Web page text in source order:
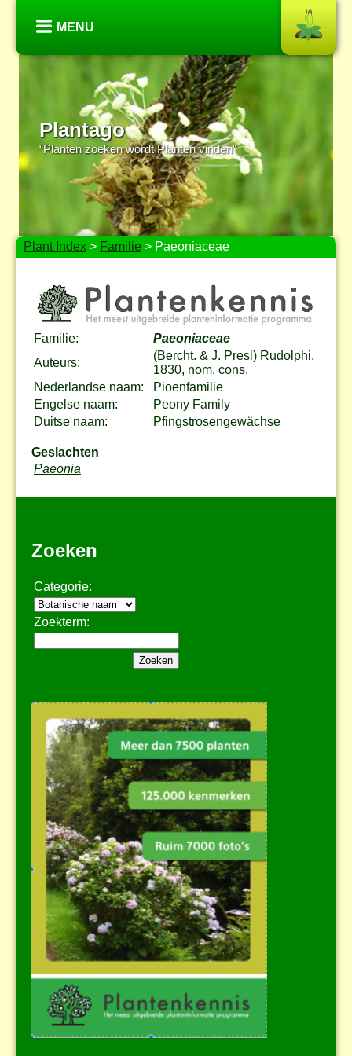
MENU
Plantago
“Planten zoeken wordt Planten vinden”
Plant Index > Familie > Paeoniaceae
Familie:
Paeoniaceae
Auteurs:
(Bercht. & J. Presl) Rudolphi,
1830, nom. cons.
Nederlandse naam:
Pioenfamilie
Engelse naam:
Peony Family
Duitse naam:
Pfingstrosengewächse
Geslachten
Paeonia
Zoeken
Categorie:
Zoekterm: